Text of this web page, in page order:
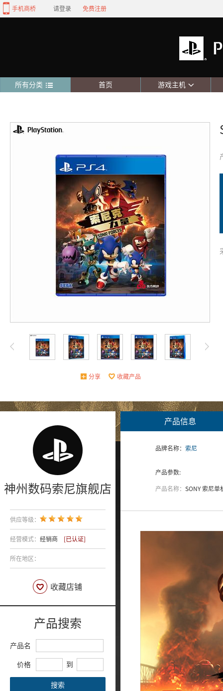
手机商桥 请登录 免费注册
所有分类 首页 游戏主机
分享 收藏产品
产品信息
品牌名称： 索尼
产品参数:
产品名称： SONY 索尼单
神州数码索尼旗舰店
供应等级：
经营模式： 经销商 [已认证]
所在地区：
收藏店铺
产品搜索
产品名
价格 到
搜索